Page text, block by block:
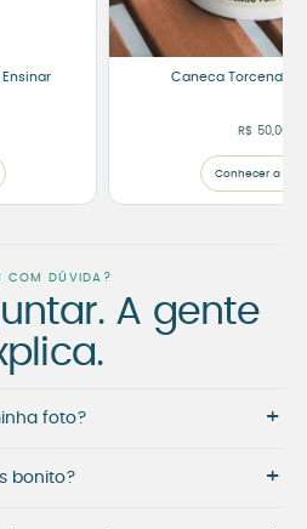
Caneca Torcendo
R$ 50,00
Conhecer a
COM DÚVIDA?
A gente
foto? +
bonito? +